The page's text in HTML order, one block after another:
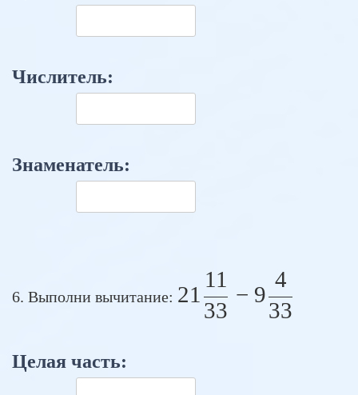
Числитель:
Знаменатель:
6. Выполни вычитание: 21
21
33
11
− 9
33
4
Целая часть: